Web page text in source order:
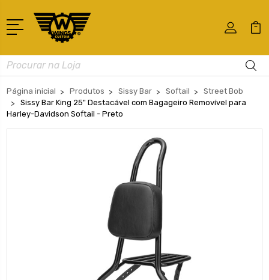
Busca
Página inicial Produtos Sissy Bar Softail
Street Bob
Sissy Bar King 25" Destacável com Bagageiro Removível para
Harley-Davidson Softail - Preto